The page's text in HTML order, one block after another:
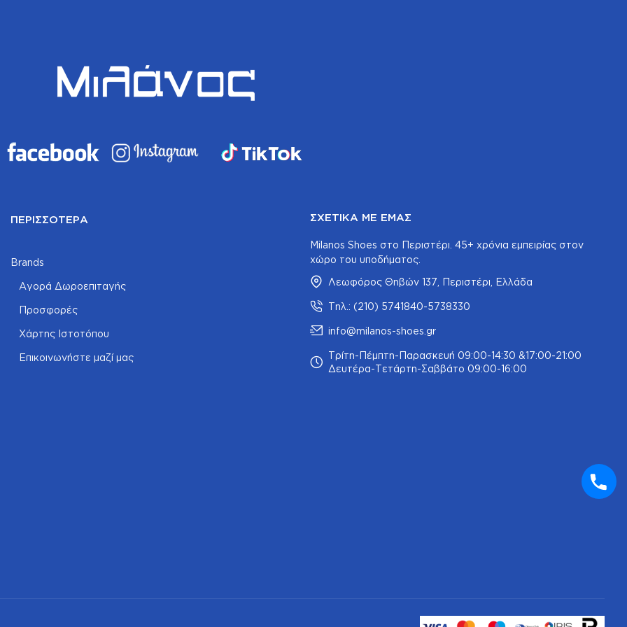
ΠΕΡΙΣΣΌΤΕΡΑ
Brands
Αγορά Δωροεπιταγής
Προσφορές
Χάρτης Ιστοτόπου
Επικοινωνήστε μαζί μας
ΣΧΕΤΙΚΆ ΜΕ ΕΜΆΣ
Milanos Shoes στο Περιστέρι. 45+ χρόνια εμπειρίας στον
χώρο του υποδήματος.
Λεωφόρος Θηβών 137, Περιστέρι, Ελλάδα
Τηλ.: (210) 5741840-5738330
info@milanos-shoes.gr
Τρίτη-Πέμπτη-Παρασκευή 09:00-14:30 &17:00-21:00
Δευτέρα-Τετάρτη-Σαββάτο 09:00-16:00